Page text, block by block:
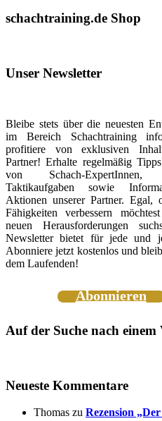
schachtraining.de Shop
Unser Newsletter
Bleibe stets über die neuesten
im Bereich Schachtraining
profitiere von exklusiven
Partner! Erhalte regelmäßig
von Schach-ExpertInnen,
Taktikaufgaben sowie
Aktionen unserer Partner. Egal,
Fähigkeiten verbessern
neuen Herausforderungen
Newsletter bietet für jede und
Abonniere jetzt kostenlos und
dem Laufenden!
Abonnieren
Auf der Suche nach einem
Neueste Kommentare
Thomas zu Rezension